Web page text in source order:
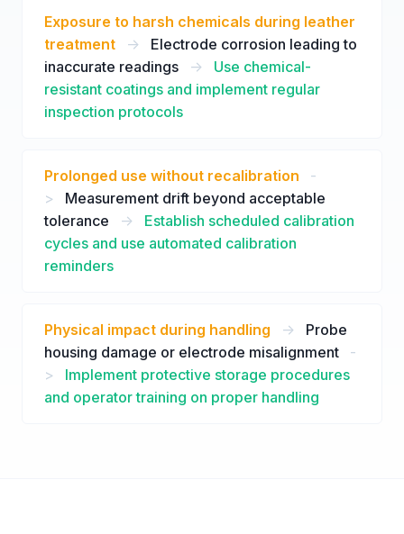
Exposure to harsh chemicals during leather
treatment
->
Electrode corrosion leading to
inaccurate readings
->
Use chemical-
resistant coatings and implement regular
inspection protocols
Prolonged use without recalibration
-
>
Measurement drift beyond acceptable
tolerance
->
Establish scheduled calibration
cycles and use automated calibration
reminders
Physical impact during handling ->
Probe
housing damage or electrode misalignment
-
>
Implement protective storage procedures
and operator training on proper handling